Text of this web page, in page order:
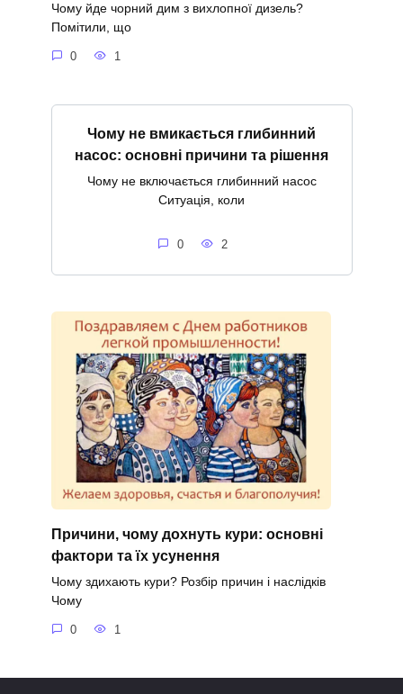
Чому йде чорний дим з вихлопної дизель?
Помітили, що
0 1
Чому не вмикається глибинний
насос: основні причини та рішення
Чому не включається глибинний насос
Ситуація, коли
0 2
Причини, чому дохнуть кури: основні
фактори та їх усунення
Чому здихають кури? Розбір причин і наслідків
Чому
0 1